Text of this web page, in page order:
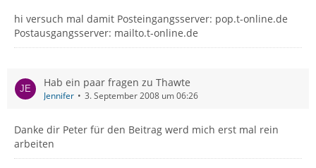
hi versuch mal damit Posteingangsserver: pop.t-online.de
Postausgangsserver: mailto.t-online.de
Hab ein paar fragen zu Thawte
Jennifer 3. September 2008 um 06:26
Danke dir Peter für den Beitrag werd mich erst mal rein
arbeiten